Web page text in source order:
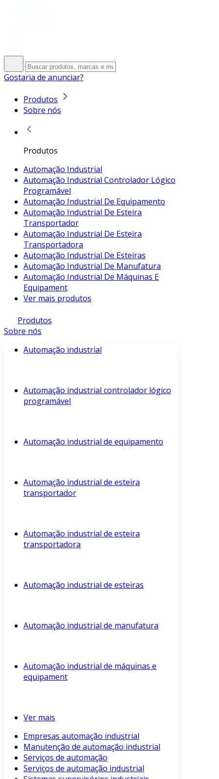
Gostaria de anunciar?
Produtos
Sobre nós
Produtos
Automação Industrial
Automação Industrial Controlador Lógico
Programável
Automação Industrial De Equipamento
Automação Industrial De Esteira
Transportador
Automação Industrial De Esteira
Transportadora
Automação Industrial De Esteiras
Automação Industrial De Manufatura
Automação Industrial De Máquinas E
Equipament
Ver mais produtos
Produtos
Sobre nós
Automação industrial
Automação industrial controlador lógico
programável
Automação industrial de equipamento
Automação industrial de esteira
transportador
Automação industrial de esteira
transportadora
Automação industrial de esteiras
Automação industrial de manufatura
Automação industrial de máquinas e
equipament
Ver mais
Empresas automação industrial
Manutenção de automação industrial
Serviços de automação
Serviços de automação industrial